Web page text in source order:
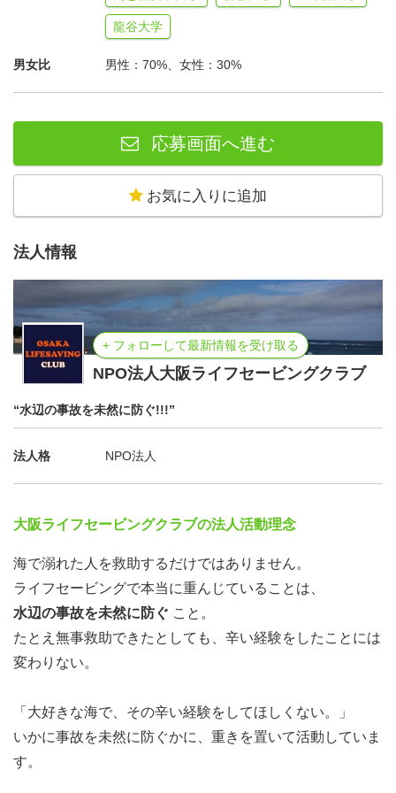
龍谷大学
男女比 男性：70%、女性：30%
応募画面へ進む
お気に入りに追加
法人情報
+ フォローして最新情報を受け取る
NPO法人大阪ライフセービングクラブ
“水辺の事故を未然に防ぐ!!!”
法人格 NPO法人
大阪ライフセービングクラブの法人活動理念
海で溺れた人を救助するだけではありません。
ライフセービングで本当に重んじていることは、
水辺の事故を未然に防ぐ こと。
たとえ無事救助できたとしても、辛い経験をしたことには
変わりない。
「大好きな海で、その辛い経験をしてほしくない。」
いかに事故を未然に防ぐかに、重きを置いて活動していま
す。